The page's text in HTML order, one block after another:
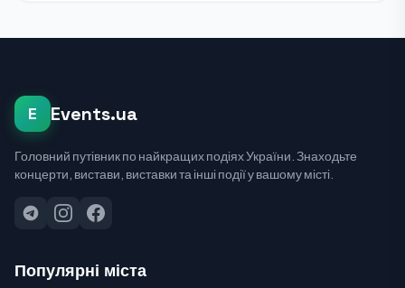
E Events.ua
Головний путівник по найкращих подіях України. Знаходьте
концерти, вистави, виставки та інші події у вашому місті.
Популярні міста